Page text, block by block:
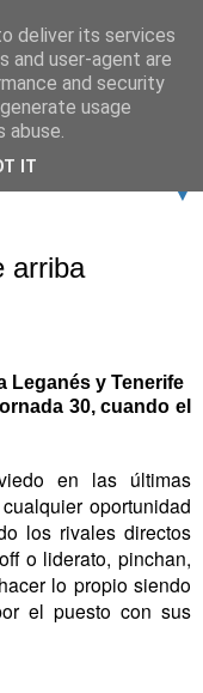
▼
arriba
Leganés y Tenerife
30, cuando el
en las últimas
oportunidad
los rivales directos
o liderato, pinchan,
lo propio siendo
el puesto con sus
deliver its services
and user-agent are
and security
usage
abuse.
IT